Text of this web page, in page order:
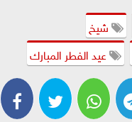
شيخ
عيد الفطر المبارك